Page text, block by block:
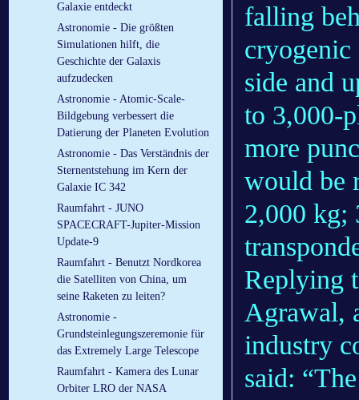
Galaxie entdeckt
Astronomie - Die größten
Simulationen hilft, die
Geschichte der Galaxis
aufzudecken
Astronomie - Atomic-Scale-
Bildgebung verbessert die
Datierung der Planeten Evolution
Astronomie - Das Verständnis der
Sternentstehung im Kern der
Galaxie IC 342
Raumfahrt - JUNO
SPACECRAFT-Jupiter-Mission
Update-9
Raumfahrt - Benutzt Nordkorea
die Satelliten von China, um
seine Raketen zu leiten?
Astronomie -
Grundsteinlegungszeremonie für
das Extremely Large Telescope
Raumfahrt - Kamera des Lunar
Orbiter LRO der NASA
falling
cryogenic
side and
to 3,000-
more
would be
2,000 kg;
Replying
Agrawal,
industry
said: